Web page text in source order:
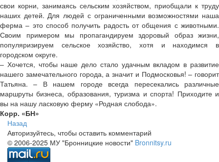
свои корни, занимаясь сельским хозяйством, приобщали к труду
наших детей. Для людей с ограниченными возможностями наша
ферма – это способ получить радость от общения с животными.
Своим примером мы пропагандируем здоровый образ жизни,
популяризируем сельское хозяйство, хотя и находимся в
городском округе.
– Хочется, чтобы наше дело стало удачным вкладом в развитие
нашего замечательного города, а значит и Подмосковья! – говорит
Татьяна. – В нашем городе всегда пересекались различные
маршруты бизнеса, образования, туризма и спорта! Приходите и
вы на нашу ласковую ферму «Родная слобода».
Корр. «БН»
Назад
Авторизуйтесь, чтобы оставить комментарий
© 2006-2025 МУ "Бронницкие новости" Bronnitsy.ru